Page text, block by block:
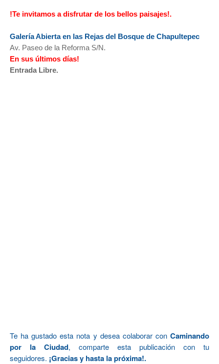
!Te invitamos a disfrutar de los bellos paisajes!.
Galería Abierta en las Rejas del Bosque de Chapultepec
Av. Paseo de la Reforma S/N.
En sus últimos días!
Entrada Libre.
Te ha gustado esta nota y desea colaborar con Caminando
por la Ciudad, comparte esta publicación con tu
seguidores. ¡Gracias y hasta la próxima!.